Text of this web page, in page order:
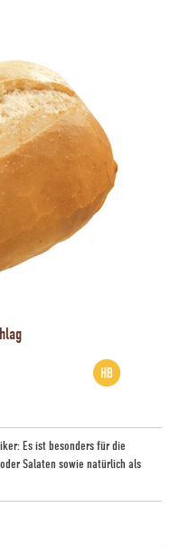
Es ist besonders für die
Salaten sowie natürlich als